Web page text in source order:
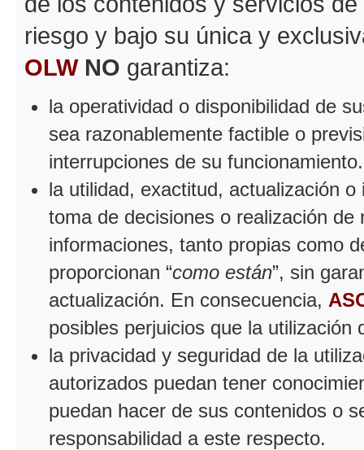
riesgo y bajo su única y
OLW NO garantiza:
la operatividad o disponibilidad de
sea razonablemente factible o
interrupciones de su funcionamiento.
la utilidad, exactitud, actualización
toma de decisiones o realización
informaciones, tanto propias como
proporcionan “como están”, sin
actualización. En consecuencia,
posibles perjuicios que la utilización
la privacidad y seguridad de la
autorizados puedan tener
puedan hacer de sus contenidos o
responsabilidad a este respecto.